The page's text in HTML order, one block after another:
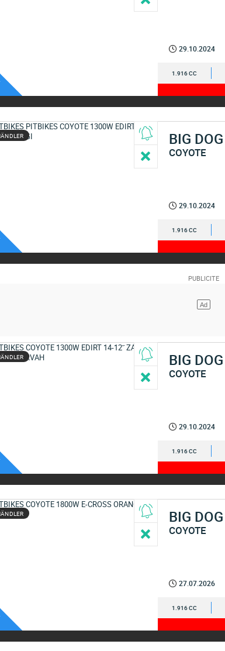
29.10.2024
1.916 CC
BIG DOG
COYOTE
29.10.2024
1.916 CC
BIG DOG
COYOTE
29.10.2024
1.916 CC
BIG DOG
COYOTE
27.07.2026
1.916 CC